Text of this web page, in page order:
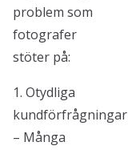
problem som
fotografer
stöter på:
1. Otydliga
kundförfrågningar
– Många